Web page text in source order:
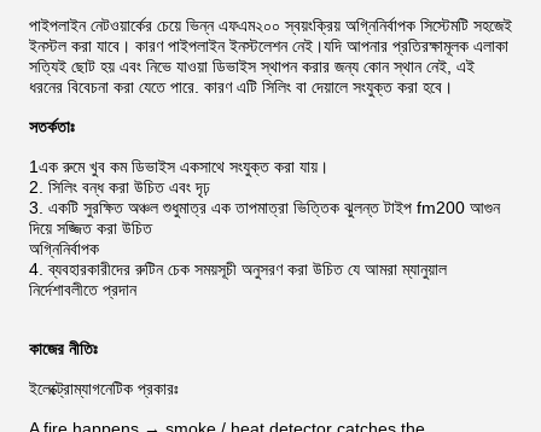
পাইপলাইন নেটওয়ার্কের চেয়ে ভিন্ন এফএম২০০ স্বয়ংক্রিয় অগ্নিনির্বাপক সিস্টেমটি সহজেই
ইনস্টল করা যাবে। কারণ পাইপলাইন ইনস্টলেশন নেই।যদি আপনার প্রতিরক্ষামূলক এলাকা
সত্যিই ছোট হয় এবং নিভে যাওয়া ডিভাইস স্থাপন করার জন্য কোন স্থান নেই, এই
ধরনের বিবেচনা করা যেতে পারে. কারণ এটি সিলিং বা দেয়ালে সংযুক্ত করা হবে।
সতর্কতাঃ
1এক রুমে খুব কম ডিভাইস একসাথে সংযুক্ত করা যায়।
2. সিলিং বন্ধ করা উচিত এবং দৃঢ়
3. একটি সুরক্ষিত অঞ্চল শুধুমাত্র এক তাপমাত্রা ভিত্তিক ঝুলন্ত টাইপ fm200 আগুন
দিয়ে সজ্জিত করা উচিত
অগ্নিনির্বাপক
4. ব্যবহারকারীদের রুটিন চেক সময়সূচী অনুসরণ করা উচিত যে আমরা ম্যানুয়াল
নির্দেশাবলীতে প্রদান
কাজের নীতিঃ
ইলেক্ট্রোম্যাগনেটিক প্রকারঃ